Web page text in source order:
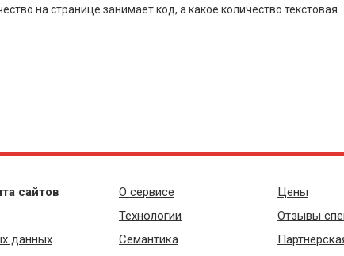
на странице занимает код, а какое количество текстовая
сайтов
данных
О сервисе
Технологии
Семантика
Цены
Отзывы